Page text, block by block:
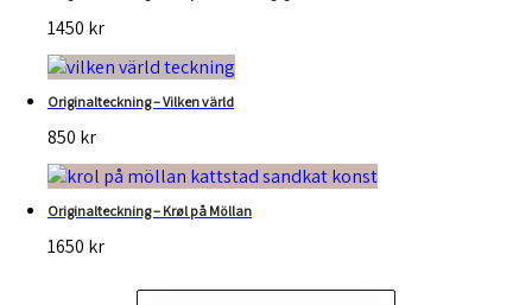
1450 kr
Originalteckning – Vilken värld
850 kr
Originalteckning – Krøl på Möllan
1650 kr